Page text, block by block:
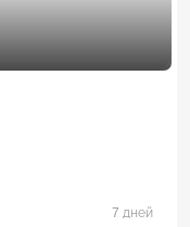
7 дней